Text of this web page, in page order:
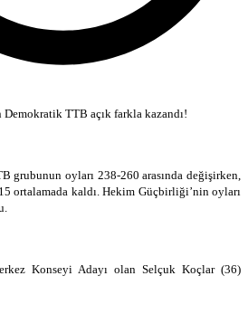
TTB açık farkla kazandı!
grubunun oyları 238-260 arasında değişirken,
ortalamada kaldı. Hekim Güçbirliği’nin oyları
Konseyi Adayı olan Selçuk Koçlar (36)